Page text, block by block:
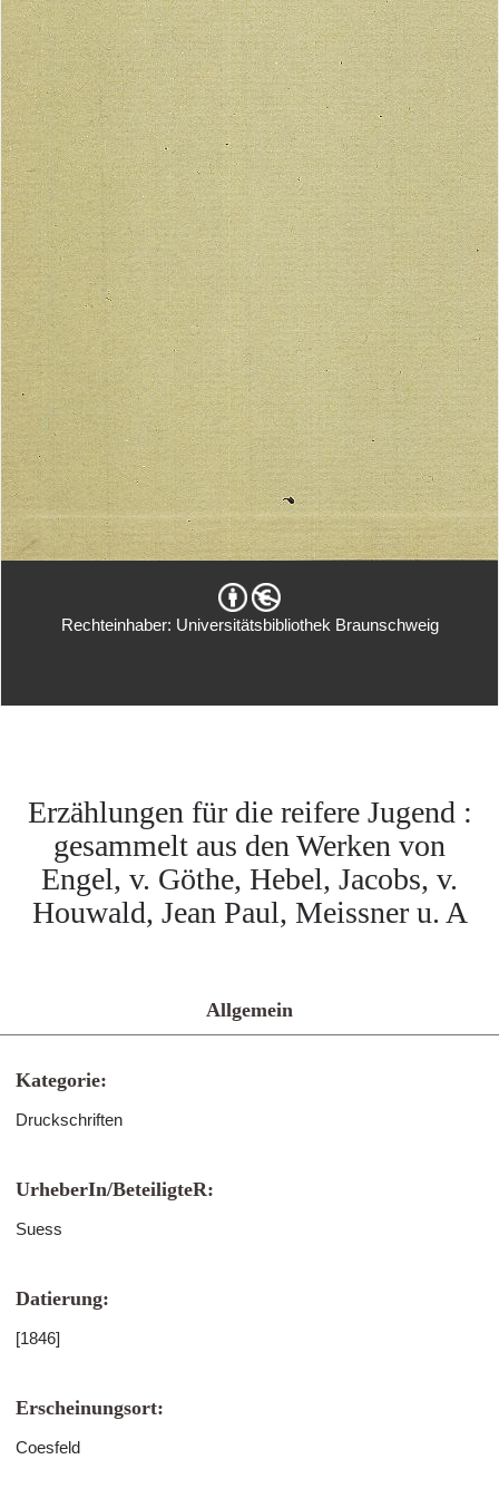
Rechteinhaber: Universitätsbibliothek Braunschweig
Erzählungen für die reifere Jugend :
gesammelt aus den Werken von
Engel, v. Göthe, Hebel, Jacobs, v.
Houwald, Jean Paul, Meissner u. A
Allgemein
Kategorie:
Druckschriften
UrheberIn/BeteiligteR:
Suess
Datierung:
[1846]
Erscheinungsort:
Coesfeld